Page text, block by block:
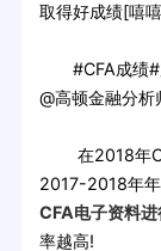
取得好成绩[嘻
#CFA成绩#加
@高顿金融分析
在2018年
2017-2018年
CFA电子资料进
率越高!